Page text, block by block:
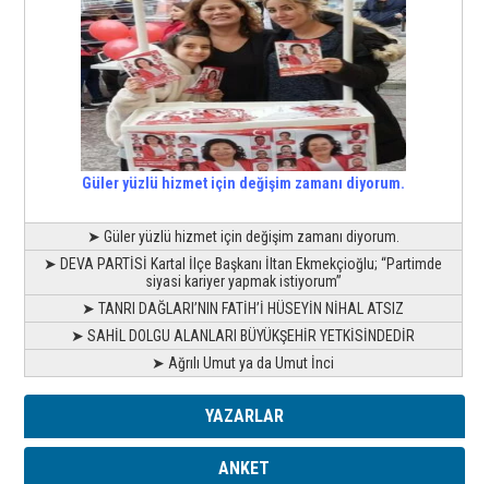
Güler yüzlü hizmet için değişim zamanı diyorum.
➤ Güler yüzlü hizmet için değişim zamanı diyorum.
➤ DEVA PARTİSİ Kartal İlçe Başkanı İltan Ekmekçioğlu; “Partimde
siyasi kariyer yapmak istiyorum”
➤ TANRI DAĞLARI’NIN FATİH’İ HÜSEYİN NİHAL ATSIZ
➤ SAHİL DOLGU ALANLARI BÜYÜKŞEHİR YETKİSİNDEDİR
➤ Ağrılı Umut ya da Umut İnci
YAZARLAR
ANKET